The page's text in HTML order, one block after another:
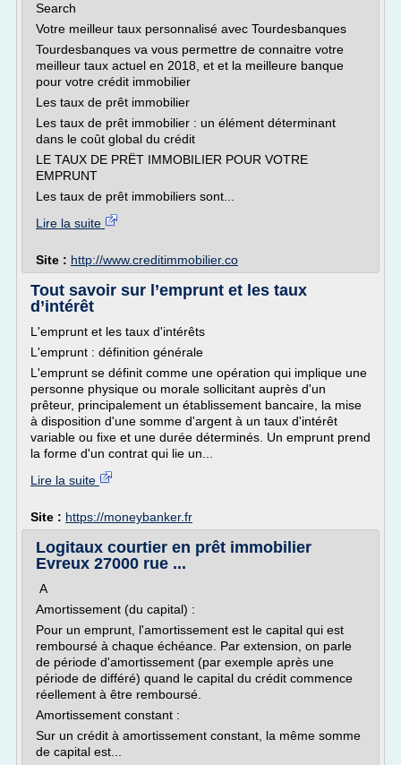
Search
Votre meilleur taux personnalisé avec Tourdesbanques
Tourdesbanques va vous permettre de connaitre votre
meilleur taux actuel en 2018, et et la meilleure banque
pour votre crédit immobilier
Les taux de prêt immobilier
Les taux de prêt immobilier : un élément déterminant
dans le coût global du crédit
LE TAUX DE PRËT IMMOBILIER POUR VOTRE
EMPRUNT
Les taux de prêt immobiliers sont...
Lire la suite
Site : http://www.creditimmobilier.co
Tout savoir sur l’emprunt et les taux
d’intérêt
L'emprunt et les taux d'intérêts
L'emprunt : définition générale
L'emprunt se définit comme une opération qui implique une
personne physique ou morale sollicitant auprès d'un
prêteur, principalement un établissement bancaire, la mise
à disposition d'une somme d'argent à un taux d'intérêt
variable ou fixe et une durée déterminés. Un emprunt prend
la forme d'un contrat qui lie un...
Lire la suite
Site : https://moneybanker.fr
Logitaux courtier en prêt immobilier
Evreux 27000 rue ...
A
Amortissement (du capital) :
Pour un emprunt, l'amortissement est le capital qui est
remboursé à chaque échéance. Par extension, on parle
de période d'amortissement (par exemple après une
période de différé) quand le capital du crédit commence
réellement à être remboursé.
Amortissement constant :
Sur un crédit à amortissement constant, la même somme
de capital est...